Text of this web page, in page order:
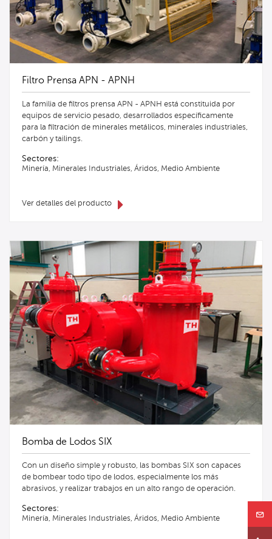
Filtro Prensa APN - APNH
La familia de filtros prensa APN - APNH está constituida por
equipos de servicio pesado, desarrollados específicamente
para la filtración de minerales metálicos, minerales industriales,
carbón y tailings.
Sectores:
Minería, Minerales Industriales, Áridos, Medio Ambiente
Ver detalles del producto
Bomba de Lodos SIX
Con un diseño simple y robusto, las bombas SIX son capaces
de bombear todo tipo de lodos, especialmente los más
abrasivos, y realizar trabajos en un alto rango de operación.
Sectores:
Minería, Minerales Industriales, Áridos, Medio Ambiente